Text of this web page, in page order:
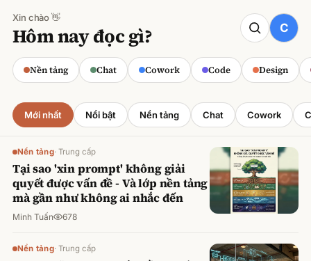
Xin chào 👋
Hôm nay đọc gì?
Nền tảng Chat Cowork Code Design
CODE
Claude cho Sales: Dự báo doanh số
chính xác
Minh Tuấn ·800 lượt xem
Mới nhất Nổi bật Nền tảng Chat Cowork
Nền tảng· Trung cấp
Tại sao 'xin prompt' không giải
quyết được vấn đề - Và lớp nền tảng
mà gần như không ai nhắc đến
Minh Tuấn 678
Nền tảng· Trung cấp